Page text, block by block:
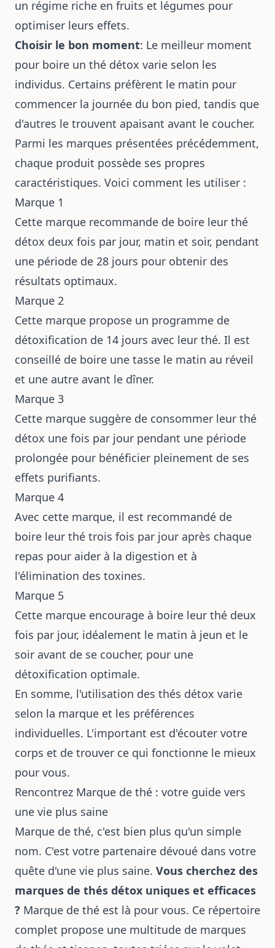
un régime riche en fruits et légumes pour
optimiser leurs effets.
Choisir le bon moment: Le meilleur moment
pour boire un thé détox varie selon les
individus. Certains préfèrent le matin pour
commencer la journée du bon pied, tandis que
d'autres le trouvent apaisant avant le coucher.
Parmi les marques présentées précédemment,
chaque produit possède ses propres
caractéristiques. Voici comment les utiliser :
Marque 1
Cette marque recommande de boire leur thé
détox deux fois par jour, matin et soir, pendant
une période de 28 jours pour obtenir des
résultats optimaux.
Marque 2
Cette marque propose un programme de
détoxification de 14 jours avec leur thé. Il est
conseillé de boire une tasse le matin au réveil
et une autre avant le dîner.
Marque 3
Cette marque suggère de consommer leur thé
détox une fois par jour pendant une période
prolongée pour bénéficier pleinement de ses
effets purifiants.
Marque 4
Avec cette marque, il est recommandé de
boire leur thé trois fois par jour après chaque
repas pour aider à la digestion et à
l'élimination des toxines.
Marque 5
Cette marque encourage à boire leur thé deux
fois par jour, idéalement le matin à jeun et le
soir avant de se coucher, pour une
détoxification optimale.
En somme, l'utilisation des thés détox varie
selon la marque et les préférences
individuelles. L'important est d'écouter votre
corps et de trouver ce qui fonctionne le mieux
pour vous.
Rencontrez Marque de thé : votre guide vers
une vie plus saine
Marque de thé, c'est bien plus qu'un simple
nom. C'est votre partenaire dévoué dans votre
quête d'une vie plus saine. Vous cherchez des
marques de thés détox uniques et efficaces
? Marque de thé est là pour vous. Ce répertoire
complet propose une multitude de marques